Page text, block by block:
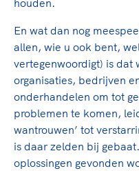
En wat dan nog
allen, wie u ook bent,
vertegenwoordigt) is dat
organisaties, bedrijven
onderhandelen om tot
problemen te komen,
wantrouwen’ tot
is daar zelden bij
oplossingen gevonden